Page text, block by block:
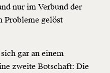
nur im Verbund der
Probleme gelöst
gar an einem
zweite Botschaft: Die